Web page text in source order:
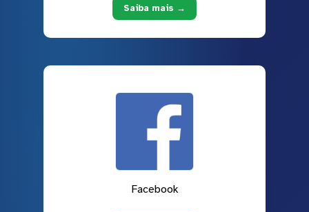
Saiba mais →
Facebook